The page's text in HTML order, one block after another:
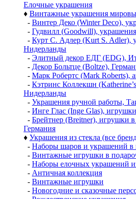
Елочные украшения
♦ Винтажные украшения
- Винтер Деко (Winter Deco),
- Гудвилл (Goodwill),
- Курт С. Адлер (Kurt S. Adler),
Нидерланды
- Элитный декор ЕДГ (EDG),
- Декор Больтце (Boltze),
- Марк Робертс (Mark Roberts),
- Кэтринс Коллекшн
Нидерланды
- Украшения ручной работы,
- Инге Глас (Inge Glas),
- Брейтнер (Breitner), игрушки
Германия
♦ Украшения из стекла (все
- Наборы шаров и украшений в
- Винтажные игрушки в
- Наборы елочных украшений
- Античная коллекция
- Винтажные игрушки
- Новогодние и сказочные